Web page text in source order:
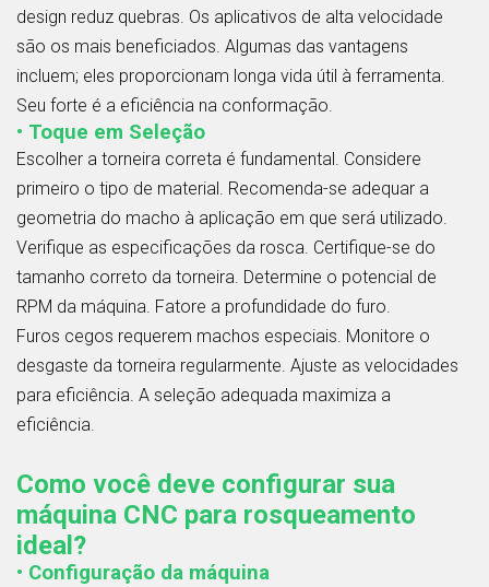
design reduz quebras. Os aplicativos de alta velocidade
são os mais beneficiados. Algumas das vantagens
incluem; eles proporcionam longa vida útil à ferramenta.
Seu forte é a eficiência na conformação.
• Toque em Seleção
Escolher a torneira correta é fundamental. Considere
primeiro o tipo de material. Recomenda-se adequar a
geometria do macho à aplicação em que será utilizado.
Verifique as especificações da rosca. Certifique-se do
tamanho correto da torneira. Determine o potencial de
RPM da máquina. Fatore a profundidade do furo.
Furos cegos requerem machos especiais. Monitore o
desgaste da torneira regularmente. Ajuste as velocidades
para eficiência. A seleção adequada maximiza a
eficiência.
Como você deve configurar sua
máquina CNC para rosqueamento
ideal?
• Configuração da máquina